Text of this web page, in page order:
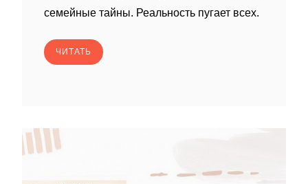
семейные тайны. Реальность пугает всех.
ЧИТАТЬ